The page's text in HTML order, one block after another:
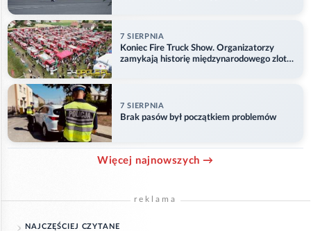
7 SIERPNIA
Koniec Fire Truck Show. Organizatorzy
zamykają historię międzynarodowego zlotu
7 SIERPNIA
Brak pasów był początkiem problemów
Więcej najnowszych →
reklama
NAJCZĘŚCIEJ CZYTANE